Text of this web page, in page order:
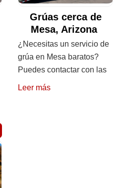
Grúas cerca de
Mesa, Arizona
¿Necesitas un servicio de
grúa en Mesa baratos?
Puedes contactar con las
Leer más